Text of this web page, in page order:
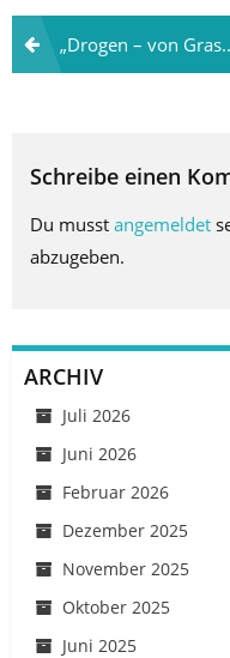
„Drogen – von Gras zu Crystal“ 05.04.2016
Schreibe einen
Du musst angemeldet
abzugeben.
ARCHIV
Juli 2026
Juni 2026
Februar 2026
Dezember 2025
November 2025
Oktober 2025
Juni 2025